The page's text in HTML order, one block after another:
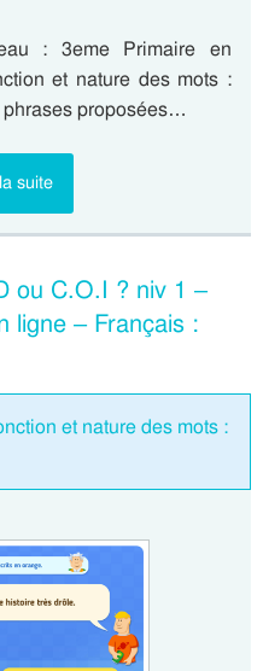
: 3eme Primaire en
et nature des mots :
proposées…
suite
ou C.O.I ? niv 1 –
ligne – Français :
et nature des mots :